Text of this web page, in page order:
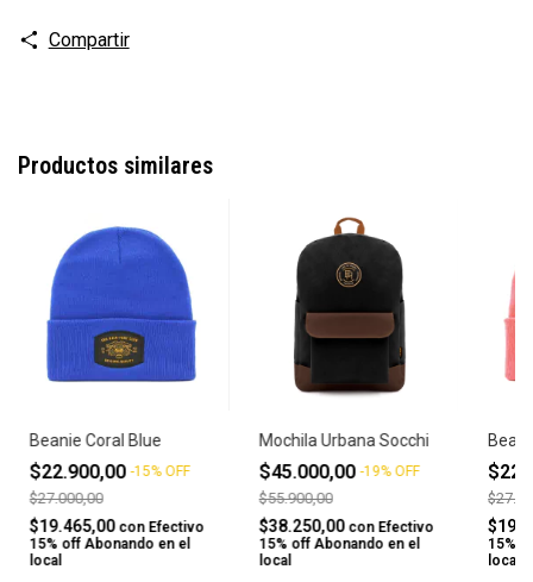
Compartir
Productos similares
Beanie Coral Blue
$22.900,00-15% OFF
$27.000,00
$19.465,00 con Efectivo
15% off Abonando en el
local
Mochila Urbana Socchi
$45.000,00-19% OFF
$55.900,00
$38.250,00 con Efectivo
15% off Abonando en el
local
15%
local